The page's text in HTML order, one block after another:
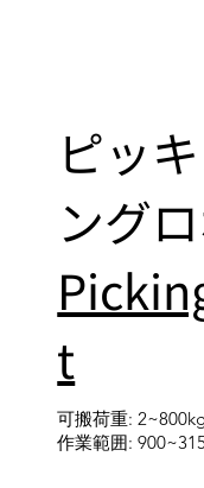
ピッ
ング
t
可搬荷重:
作業範囲: